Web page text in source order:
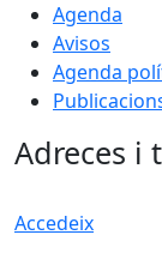
Agenda
Avisos
Agenda
Adreces i
Accedeix